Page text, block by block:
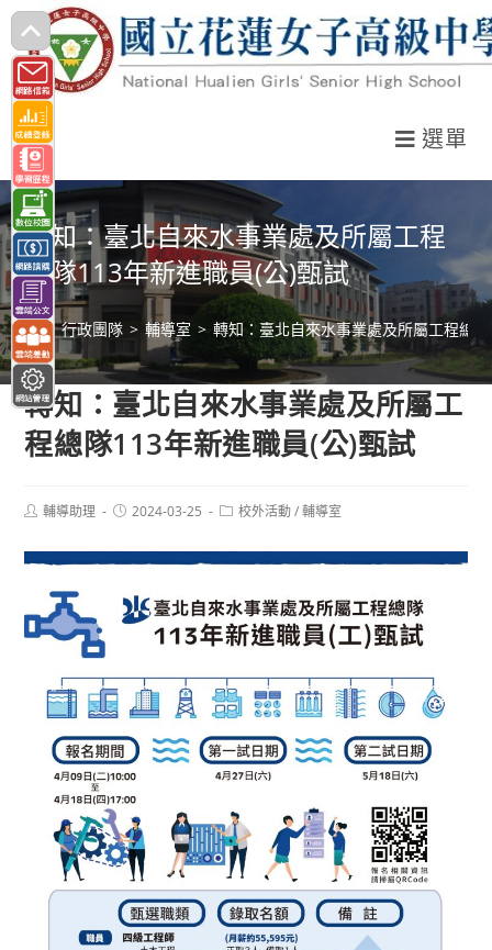
跳
轉
至
主
要
內
容
選單
轉知：臺北自來水事業處及所屬工程
總隊113年新進職員(公)甄試
> 行政團隊 > 輔導室 > 轉知：臺北自來水事業處及所屬工程總
轉知：臺北自來水事業處及所屬工
程總隊113年新進職員(公)甄試
Post輔導助理
Post2024-03-25
Post校外活動 / 輔導室